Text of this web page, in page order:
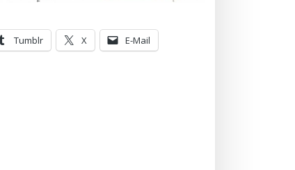
Tumblr X E-Mail